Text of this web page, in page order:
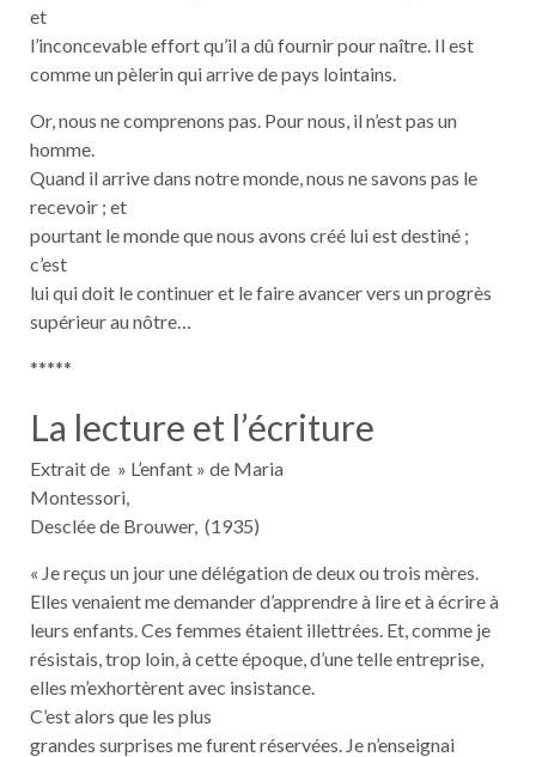
et
l’inconcevable effort qu’il a dû fournir pour naître. Il est
comme un pèlerin qui arrive de pays lointains.
Or, nous ne comprenons pas. Pour nous, il n’est pas un
homme.
Quand il arrive dans notre monde, nous ne savons pas le
recevoir ; et
pourtant le monde que nous avons créé lui est destiné ;
c’est
lui qui doit le continuer et le faire avancer vers un progrès
supérieur au nôtre…
*****
La lecture et l’écriture
Extrait de » L’enfant » de Maria
Montessori,
Desclée de Brouwer, (1935)
« Je reçus un jour une délégation de deux ou trois mères.
Elles venaient me demander d’apprendre à lire et à écrire à
leurs enfants. Ces femmes étaient illettrées. Et, comme je
résistais, trop loin, à cette époque, d’une telle entreprise,
elles m’exhortèrent avec insistance.
C’est alors que les plus
grandes surprises me furent réservées. Je n’enseignai